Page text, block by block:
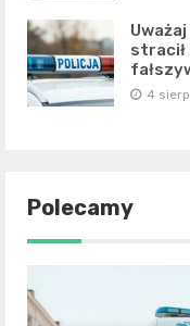
stracił
4
Polecamy